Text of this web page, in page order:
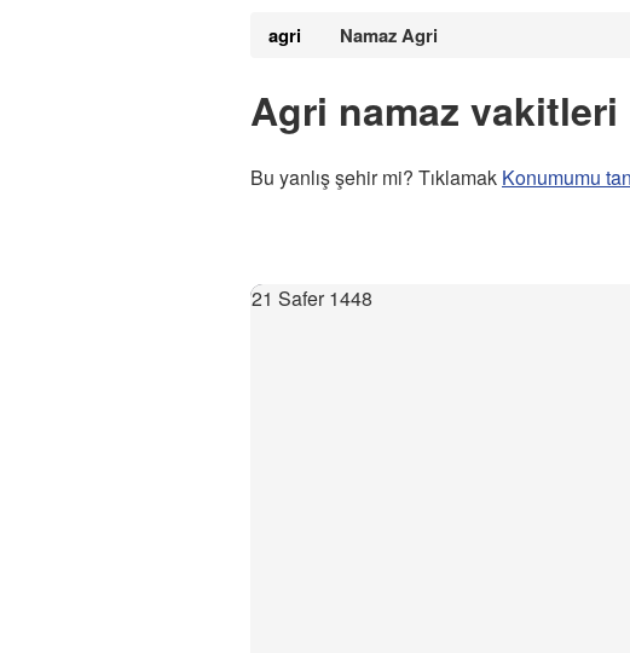
agri Namaz Agri
Agri namaz vakitleri
Bu yanlış şehir mi? Tıklamak Konumumu
21 Safer 1448